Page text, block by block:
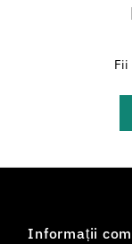
Fii
Informații